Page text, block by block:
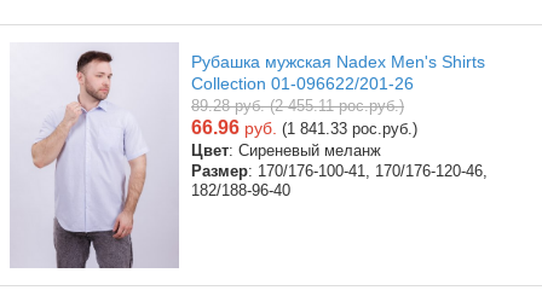
Рубашка мужская Nadex Men's Shirts
Collection 01-096622/201-26
89.28 руб. (2 455.11 рос.руб.)
66.96 руб. (1 841.33 рос.руб.)
Цвет: Сиреневый меланж
Размер: 170/176-100-41, 170/176-120-46,
182/188-96-40